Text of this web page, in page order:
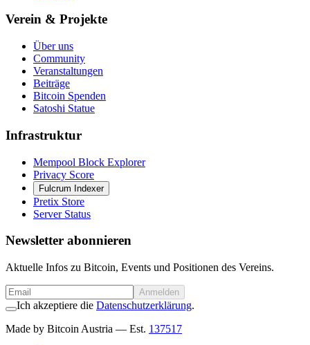
Verein & Projekte
Über uns
Community
Veranstaltungen
Beiträge
Bitcoin Spenden
Satoshi Statue
Infrastruktur
Mempool Block Explorer
Privacy Score
Fulcrum Indexer
Pretix Store
Server Status
Newsletter abonnieren
Aktuelle Infos zu Bitcoin, Events und Positionen des Vereins.
Anmelden
Ich akzeptiere die Datenschutzerklärung.
Made by Bitcoin Austria — Est. 137517